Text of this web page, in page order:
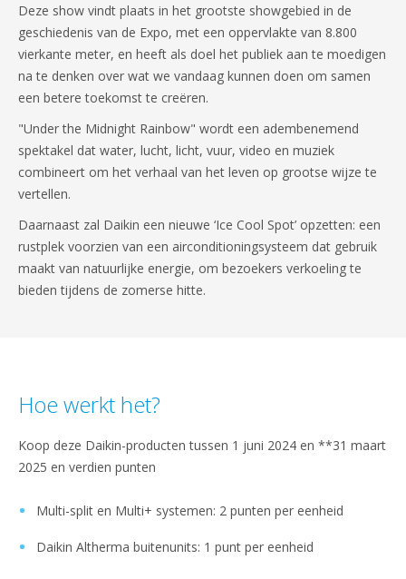
Deze show vindt plaats in het grootste showgebied in de
geschiedenis van de Expo, met een oppervlakte van 8.800
vierkante meter, en heeft als doel het publiek aan te moedigen
na te denken over wat we vandaag kunnen doen om samen
een betere toekomst te creëren.
"Under the Midnight Rainbow" wordt een adembenemend
spektakel dat water, lucht, licht, vuur, video en muziek
combineert om het verhaal van het leven op grootse wijze te
vertellen.
Daarnaast zal Daikin een nieuwe ‘Ice Cool Spot’ opzetten: een
rustplek voorzien van een airconditioningsysteem dat gebruik
maakt van natuurlijke energie, om bezoekers verkoeling te
bieden tijdens de zomerse hitte.
Hoe werkt het?
Koop deze Daikin-producten tussen 1 juni 2024 en **31 maart
2025 en verdien punten
Multi-split en Multi+ systemen: 2 punten per eenheid
Daikin Altherma buitenunits: 1 punt per eenheid